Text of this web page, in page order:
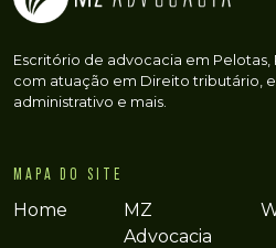
Escritório de advocacia em Pelotas,
com atuação em Direito tributário,
administrativo e mais.
MAPA DO SITE
Home
MZ
Advocacia